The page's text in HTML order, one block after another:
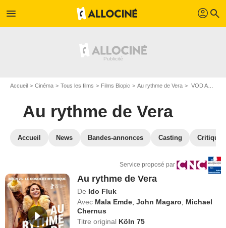
menu profil search
Accueil Cinéma Tous les films Films Biopic Au rythme de Vera VOD Au rythme de Vera
Au rythme de Vera
Accueil News Bandes-annonces Casting
Service proposé par
Au rythme de Vera
De Ido Fluk
Avec Mala Emde ,John Magaro
Michael
Chernus
Titre original Köln 75